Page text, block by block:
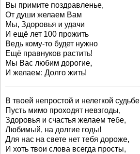
Вы примите поздравленье,
От души желаем Вам
Мы, Здоровья и удачи
И ещё лет 100 прожить
Ведь кому-то будет нужно
Ещё правнуков растить!
Мы Вас любим дорогие,
И желаем: Долго жить!
В твоей непростой и нелегкой судьбе
Пусть мимо проходят невзгоды,
Здоровья и счастья желаем тебе,
Любимый, на долгие годы!
Для нас на свете нет тебя дороже,
И хоть твои слова всегда просты,